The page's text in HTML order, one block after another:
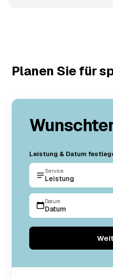
Planen Sie für
Leistung & Datum
Service
Leistung
Datum
Datum